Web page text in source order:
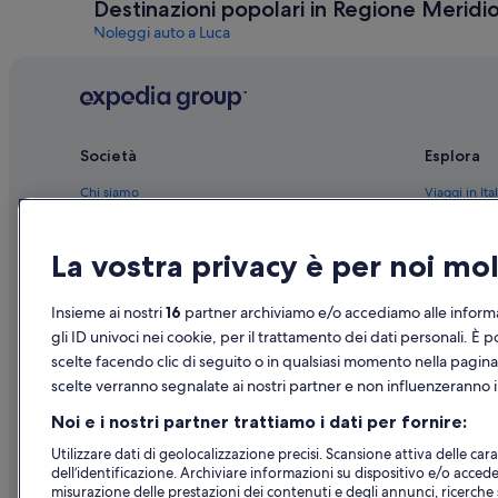
Destinazioni popolari in Regione
Noleggi auto a Luca
Noleggio auto in altre destinazioni
Noleggi auto a Las Vegas
Noleggi auto a Orlando
Noleggi auto a Riviera Maya
Noleggi auto a San Francisco
Noleggi auto a Oahu
Noleggi auto a Regione Meridionale
Noleggi auto Alamo Rent A Car a Regione Meridionale
Noleggi auto Enterprise a Regione Meridionale
Noleggi auto Thrifty Car Rental a Regione Meridionale
Noleggi auto Dollar Rent A Car a Regione Meridionale
Società
Chi siamo
Aggiungi la tua struttura
Novità e comunicati stampa
Pubblicità
Esplora
Viaggi in
Case
Voli
Noleggio
La vostra privacy è per noi
Insieme ai nostri16 partner archiviamo e/o accediamo alle
gli ID univoci nei cookie, per il trattamento dei dati personali. È
scelte facendo clic di seguito o in qualsiasi momento nella
scelte verranno segnalate ai nostri partner e non influenzeranno
Noi e i nostri partner trattiamo i dati per fornire:
Utilizzare dati di geolocalizzazione precisi. Scansione attiva delle
dell’identificazione. Archiviare informazioni su dispositivo e/o
misurazione delle prestazioni dei contenuti e degli annunci,